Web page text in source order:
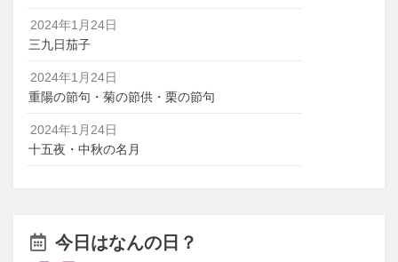
2024年1月24日
三九日茄子
2024年1月24日
重陽の節句・菊の節供・栗の節句
2024年1月24日
十五夜・中秋の名月
今日はなんの日？